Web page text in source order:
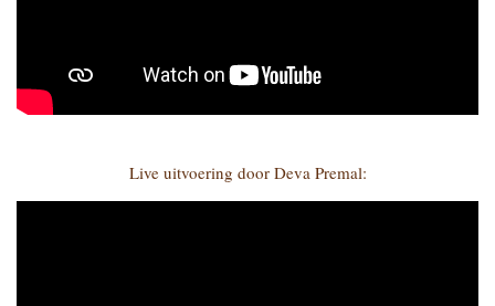
Live uitvoering door Deva Premal: